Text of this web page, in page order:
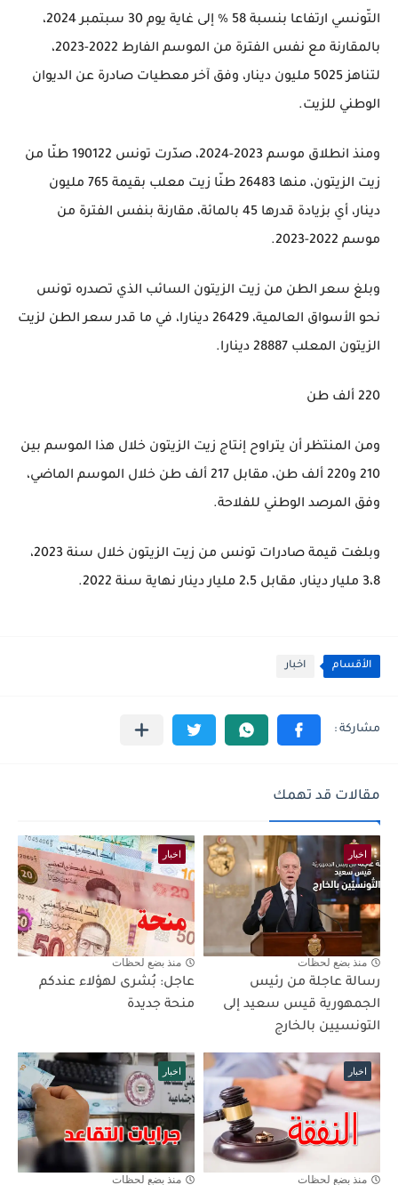
التّونسي ارتفاعا بنسبة 58 % إلى غاية يوم 30 سبتمبر 2024،
بالمقارنة مع نفس الفترة من الموسم الفارط 2022-2023،
لتناهز 5025 مليون دينار، وفق آخر معطيات صادرة عن الديوان
الوطني للزيت.
ومنذ انطلاق موسم 2023-2024، صدّرت تونس 190122 طنّا من
زيت الزيتون، منها 26483 طنّا زيت معلب بقيمة 765 مليون
دينار، أي بزيادة قدرها 45 بالمائة، مقارنة بنفس الفترة من
موسم 2022-2023.
وبلغ سعر الطن من زيت الزيتون السائب الذي تصدره تونس
نحو الأسواق العالمية، 26429 دينارا، في ما قدر سعر الطن لزيت
الزيتون المعلب 28887 دينارا.
220 ألف طن
ومن المنتظر أن يتراوح إنتاج زيت الزيتون خلال هذا الموسم بين
210 و220 ألف طن، مقابل 217 ألف طن خلال الموسم الماضي،
وفق المرصد الوطني للفلاحة.
وبلغت قيمة صادرات تونس من زيت الزيتون خلال سنة 2023،
3،8 مليار دينار، مقابل 2،5 مليار دينار نهاية سنة 2022.
الأقسام اخبار
مقالات قد تهمك
اخبار
منذ بضع لحظات
رسالة عاجلة من رئيس
الجمهورية قيس سعيد إلى
التونسيين بالخارج
اخبار
منذ بضع لحظات
عاجل: بُشرى لهؤلاء عندكم
منحة جديدة
اخبار
منذ بضع لحظات
اخبار
منذ بضع لحظات